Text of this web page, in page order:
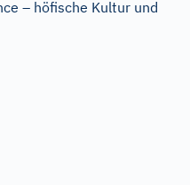
– höfische Kultur und